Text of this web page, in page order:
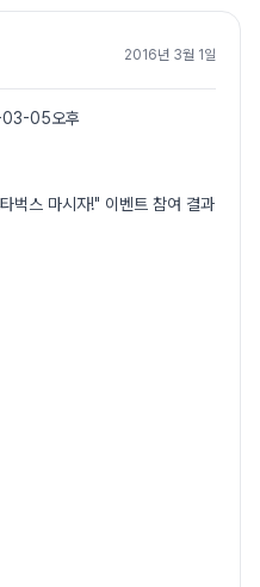
2016년 3월 1일
05오후
벅스 마시자!" 이벤트 참여 결과